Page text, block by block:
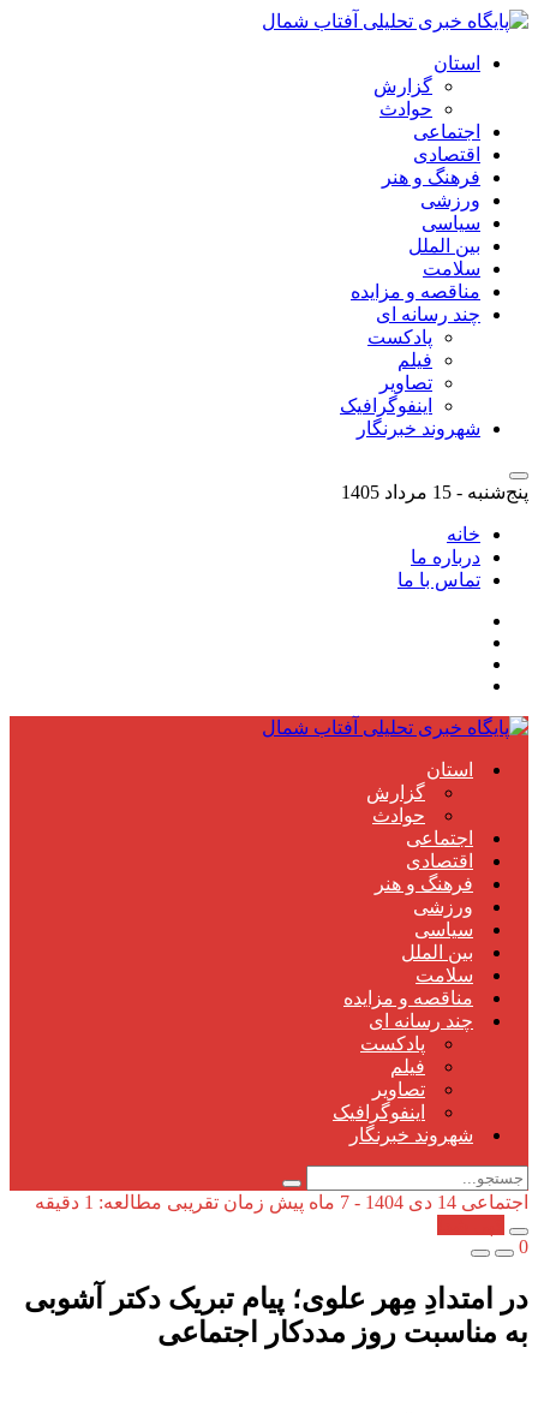
استان
گزارش
حوادث
اجتماعی
اقتصادی
فرهنگ و هنر
ورزشی
سیاسی
بین الملل
سلامت
مناقصه و مزایده
چند رسانه ای
پادکست
فیلم
تصاویر
اینفوگرافیک
شهروند خبرنگار
پنج‌شنبه - 15 مرداد 1405
خانه
درباره ما
تماس با ما
استان
گزارش
حوادث
اجتماعی
اقتصادی
فرهنگ و هنر
ورزشی
سیاسی
بین الملل
سلامت
مناقصه و مزایده
چند رسانه ای
پادکست
فیلم
تصاویر
اینفوگرافیک
شهروند خبرنگار
اجتماعی 14 دی 1404 - 7 ماه پیش
زمان تقریبی مطالعه: 1 دقیقه
0
در امتدادِ مِهر علوی؛ پیام تبریک دکتر آشوبی
به مناسبت روز مددکار اجتماعی